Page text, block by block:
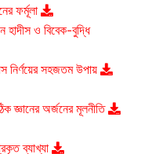
ফর্মূলা
হাদীস ও বিবেক-বুদ্ধি
নির্ণয়ের সহজতম উপায়
জ্ঞানের অর্জনের মূলনীতি
ব্যাখ্যা